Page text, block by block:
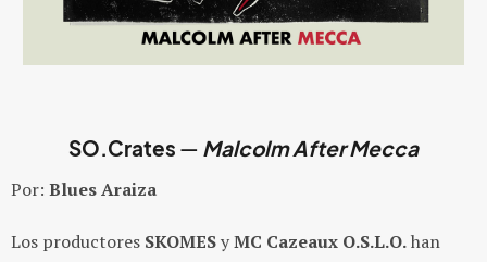
SO.Crates — Malcolm After Mecca
Por: Blues Araiza
Los productores SKOMESyMC Cazeaux O.S.L.O.han